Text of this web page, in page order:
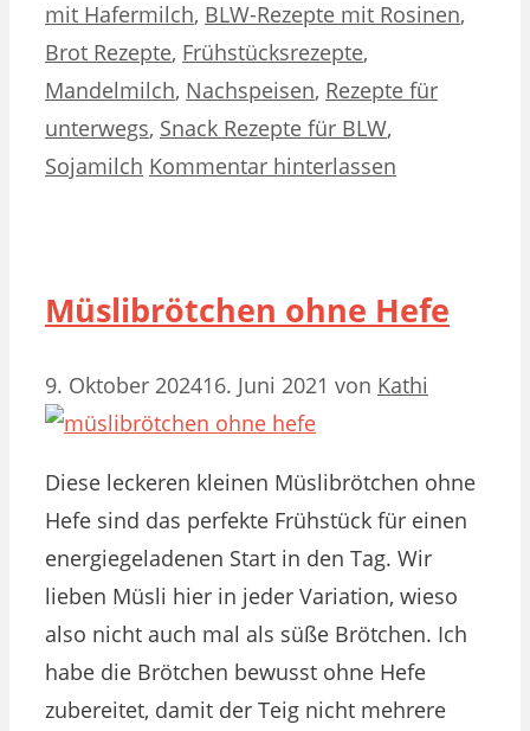
mit Hafermilch, BLW-Rezepte mit Rosinen,
Brot Rezepte, Frühstücksrezepte,
Mandelmilch, Nachspeisen, Rezepte für
unterwegs, Snack Rezepte für BLW,
Sojamilch Kommentar hinterlassen
Müslibrötchen ohne Hefe
9. Oktober 202416. Juni 2021 von Kathi
Diese leckeren kleinen Müslibrötchen ohne
Hefe sind das perfekte Frühstück für einen
energiegeladenen Start in den Tag. Wir
lieben Müsli hier in jeder Variation, wieso
also nicht auch mal als süße Brötchen. Ich
habe die Brötchen bewusst ohne Hefe
zubereitet, damit der Teig nicht mehrere